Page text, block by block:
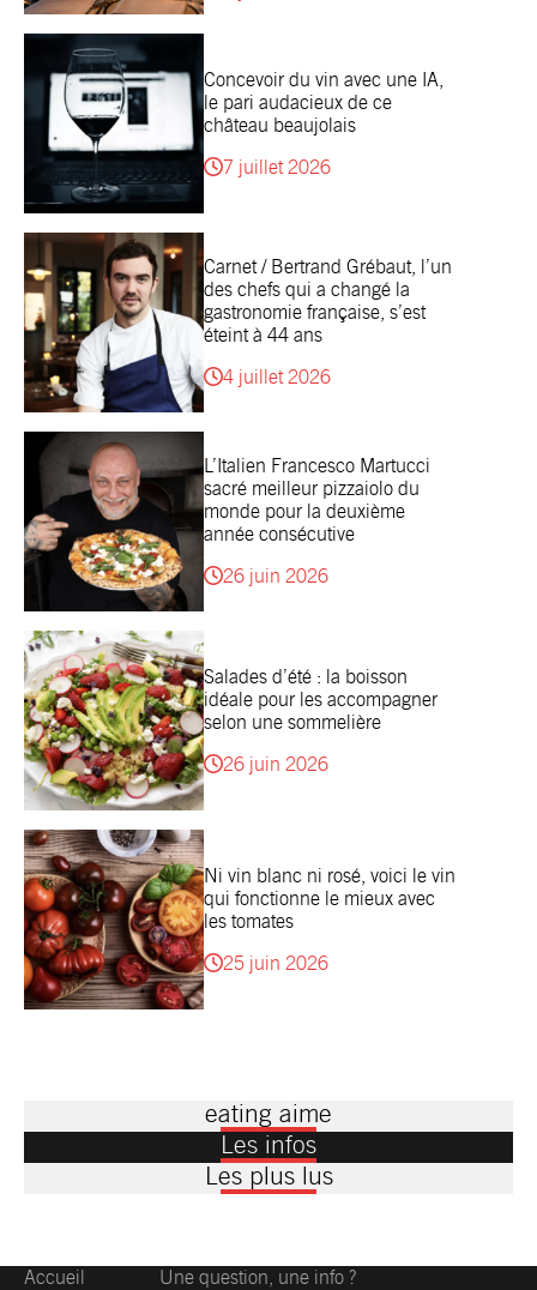
Concevoir du vin avec une IA,
le pari audacieux de ce
château beaujolais
7 juillet 2026
Carnet / Bertrand Grébaut, l’un
des chefs qui a changé la
gastronomie française, s’est
éteint à 44 ans
4 juillet 2026
L’Italien Francesco Martucci
sacré meilleur pizzaiolo du
monde pour la deuxième
année consécutive
26 juin 2026
Salades d’été : la boisson
idéale pour les accompagner
selon une sommelière
26 juin 2026
Ni vin blanc ni rosé, voici le vin
qui fonctionne le mieux avec
les tomates
25 juin 2026
eating aime
Les infos
Les plus lus
Accueil
Une question, une info ?